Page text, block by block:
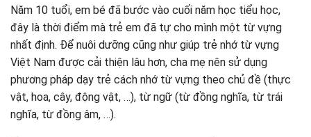
Năm 10 tuổi, em bé đã bước vào cuối năm học tiểu học,
đây là thời điểm mà trẻ em đã tự cho mình một từ vựng
nhất định. Để nuôi dưỡng cũng như giúp trẻ nhớ từ vựng
Việt Nam được cải thiện lâu hơn, cha mẹ nên sử dụng
phương pháp dạy trẻ cách nhớ từ vựng theo chủ đề (thực
vật, hoa, cây, động vật, …), từ ngữ (từ đồng nghĩa, từ trái
nghĩa, từ đồng âm, …).